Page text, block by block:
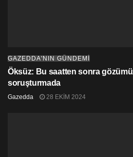
GAZEDDA'NIN GÜNDEMİ
Öksüz: Bu saatten sonra
soruşturmada
Gazedda 28 EKIM 2024